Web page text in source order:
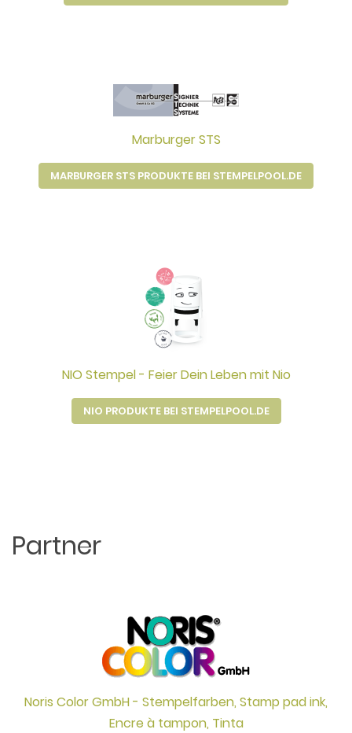
Marburger STS
MARBURGER STS PRODUKTE BEI STEMPELPOOL.DE
NIO Stempel - Feier Dein Leben mit Nio
NIO PRODUKTE BEI STEMPELPOOL.DE
Partner
Noris Color GmbH - Stempelfarben, Stamp pad ink,
Encre à tampon, Tinta